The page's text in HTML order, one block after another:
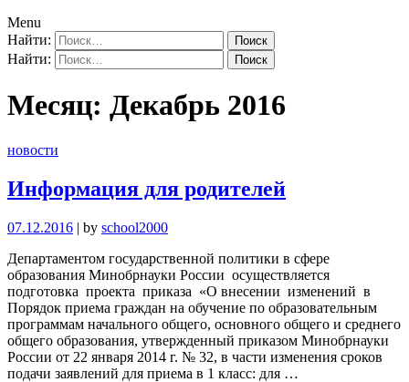
Menu
Найти:
Найти:
Месяц: Декабрь 2016
новости
Информация для родителей
07.12.2016 | by school2000
Департаментом государственной политики в сфере
образования Минобрнауки России осуществляется
подготовка проекта приказа «О внесении изменений в
Порядок приема граждан на обучение по образовательным
программам начального общего, основного общего и среднего
общего образования, утвержденный приказом Минобрнауки
России от 22 января 2014 г. № 32, в части изменения сроков
подачи заявлений для приема в 1 класс: для …